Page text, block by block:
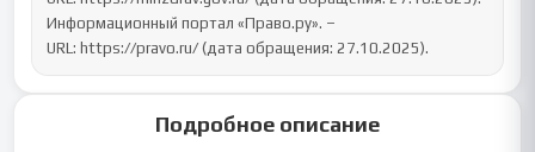
Информационный портал «Право.ру». –
URL: https://pravo.ru/ (дата обращения: 27.10.2025).
Подробное описание